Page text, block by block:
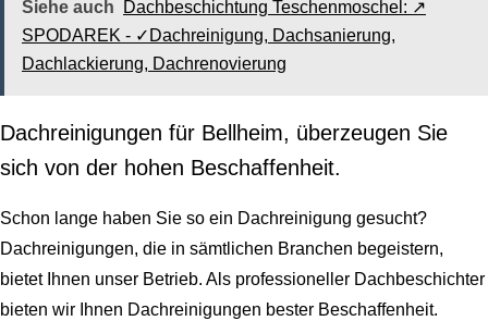
Siehe auch
Dachbeschichtung Teschenmoschel: ↗️
SPODAREK - ✓Dachreinigung, Dachsanierung,
Dachlackierung, Dachrenovierung
Dachreinigungen für Bellheim, überzeugen Sie
sich von der hohen Beschaffenheit.
Schon lange haben Sie so ein Dachreinigung gesucht?
Dachreinigungen, die in sämtlichen Branchen begeistern,
bietet Ihnen unser Betrieb. Als professioneller Dachbeschichter
bieten wir Ihnen Dachreinigungen bester Beschaffenheit.